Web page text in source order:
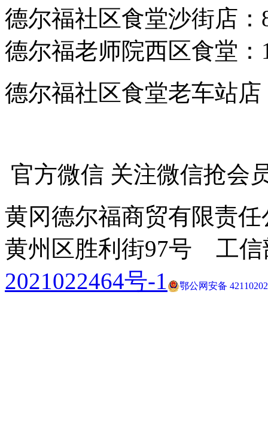
德尔福社区食堂沙街店：
德尔福老师院西区食堂：
德尔福社区食堂老车站店
官方微信 关注微信抢会
黄冈德尔福商贸有限责
黄州区胜利街97号 工信
2021022464号-1
鄂公网安备